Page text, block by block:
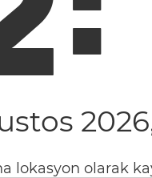
lokasyon olarak